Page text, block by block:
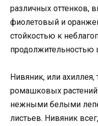
различных оттенков,
фиолетовый и
стойкостью к
продолжительностью
Нивяник, или ахиллея,
ромашковых растений.
нежными белыми
листьев. Нивяник